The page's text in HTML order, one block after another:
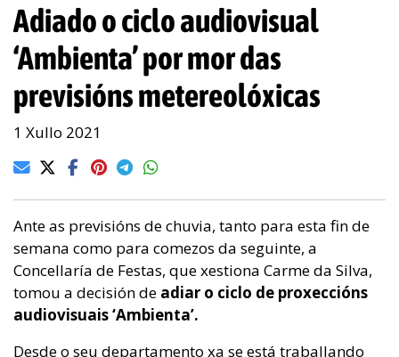
Adiado o ciclo audiovisual
‘Ambienta’ por mor das
previsións metereolóxicas
1 Xullo 2021
Ante as previsións de chuvia, tanto para esta fin de
semana como para comezos da seguinte, a
Concellaría de Festas, que xestiona Carme da Silva,
tomou a decisión de adiar o ciclo de proxeccións
audiovisuais ‘Ambienta’.
Desde o seu departamento xa se está traballando